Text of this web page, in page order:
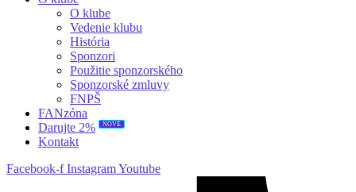
O klube
Vedenie klubu
História
Sponzori
Použitie sponzorského
Sponzorské zmluvy
FNPŠ
FANzóna
Darujte 2%
NOVÉ
Kontakt
Facebook-f InstagramYoutube